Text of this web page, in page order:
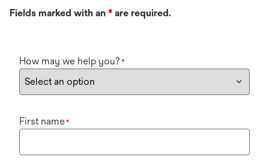
Fields marked with an * are required.
How may we help you? *
First name*